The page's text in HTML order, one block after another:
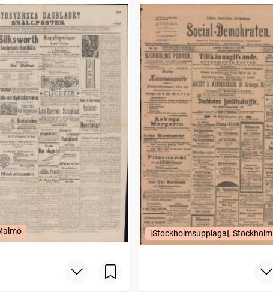
[Stockholmsupplaga], Stockholm